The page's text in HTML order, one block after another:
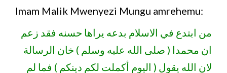
Imam Malik Mwenyezi Mungu amrehemu:
من ابتدع في الاسلام بدعه يراها حسنه فقد زعم
ان محمدا ( صلى الله عليه وسلم ) خان الرسالة
لان الله يقول ( اليوم أكملت لكم دينكم ) فما لم